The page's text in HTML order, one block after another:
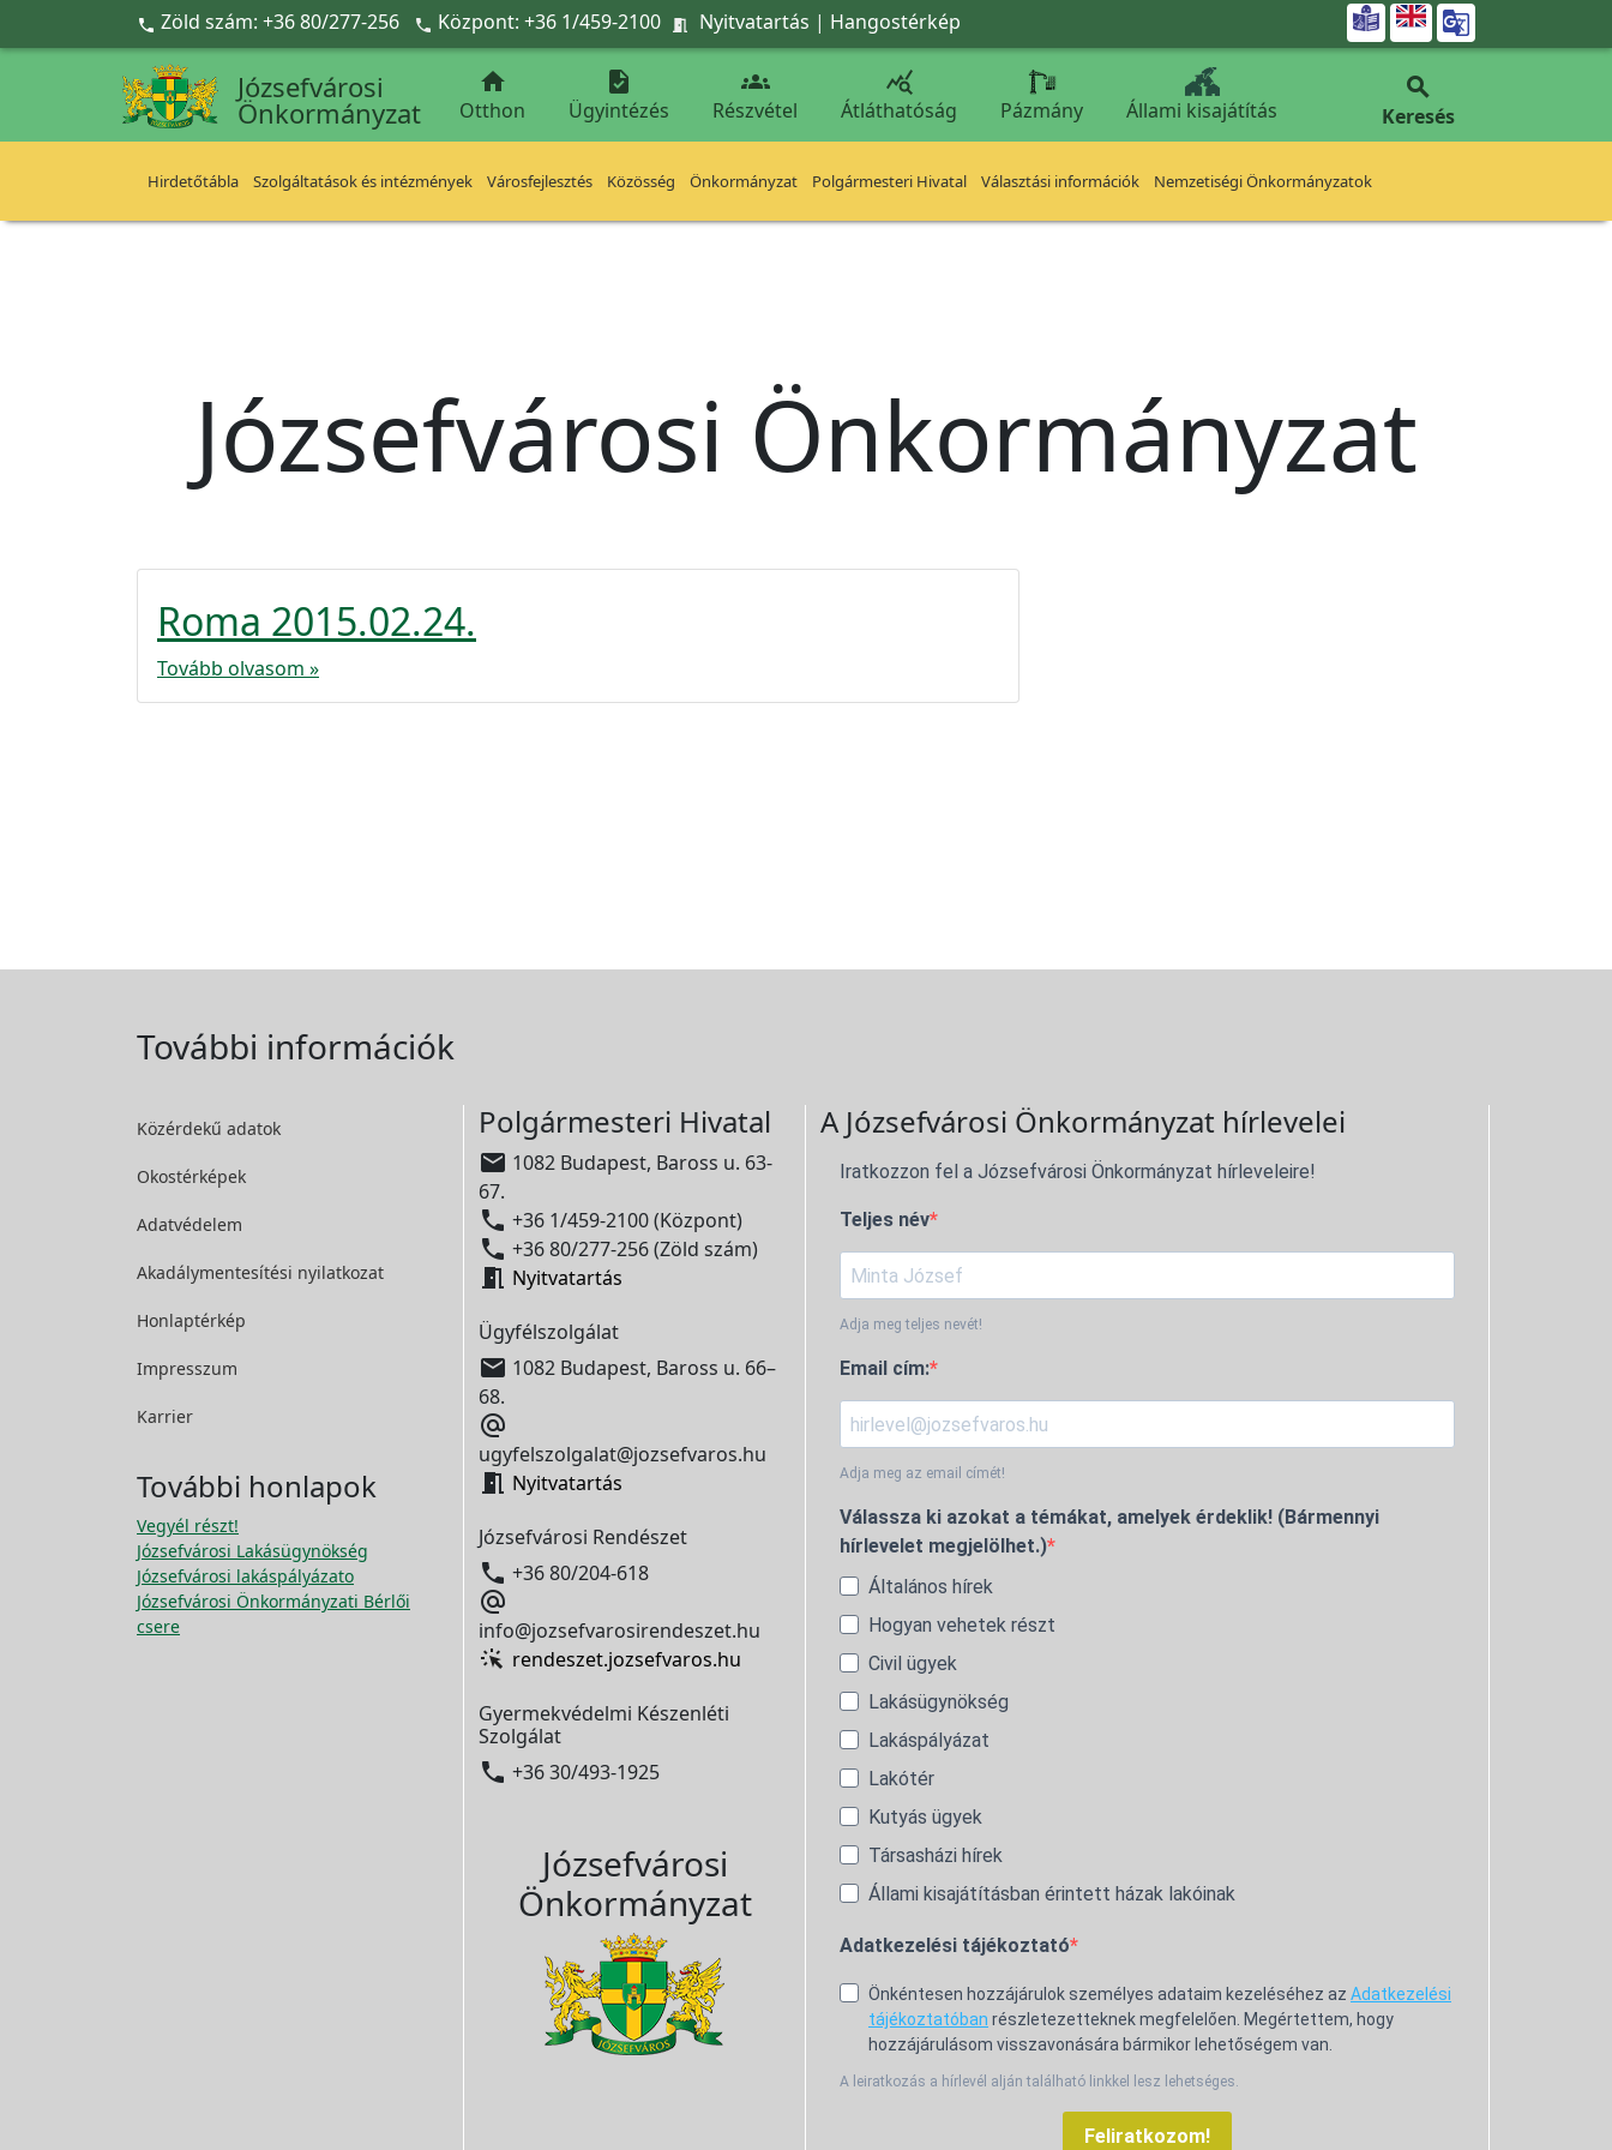
Ugrás a fő tartalomra
 Zöld szám: +36 80/277-256  Központ: +36 1/459-2100  Nyitvatartás | Hangostérkép 
Józsefvárosi
Önkormányzat

Otthon

Ügyintézés

Részvétel

Átláthatóság Pázmány Állami kisajátítás

Keresés
Hirdetőtábla Szolgáltatások és intézmények Városfejlesztés Közösség Önkormányzat Polgármesteri Hivatal Választási információk Nemzetiségi Önkormányzatok
Józsefvárosi Önkormányzat
Roma 2015.02.24.
Tovább olvasom »
További információk
Közérdekű adatok
Okostérképek
Adatvédelem
Akadálymentesítési nyilatkozat
Honlaptérkép
Impresszum
Karrier
További honlapok
Vegyél részt!
Józsefvárosi Lakásügynökség
Józsefvárosi lakáspályázato
Józsefvárosi Önkormányzati Bérlői
csere
Polgármesteri Hivatal
 1082 Budapest, Baross u. 63-
67.
 +36 1/459-2100 (Központ)
 +36 80/277-256 (Zöld szám)
 Nyitvatartás
Ügyfélszolgálat
 1082 Budapest, Baross u. 66–
68.

ugyfelszolgalat@jozsefvaros.hu
 Nyitvatartás
Józsefvárosi Rendészet
 +36 80/204-618

info@jozsefvarosirendeszet.hu
rendeszet.jozsefvaros.hu
Gyermekvédelmi Készenléti
Szolgálat
 +36 30/493-1925
Józsefvárosi
Önkormányzat
A Józsefvárosi Önkormányzat hírlevelei
Iratkozzon fel a Józsefvárosi Önkormányzat hírleveleire!
Teljes név
Adja meg teljes nevét!
Email cím:
Adja meg az email címét!
Válassza ki azokat a témákat, amelyek érdeklik! (Bármennyi
hírlevelet megjelölhet.)
Általános hírek
Hogyan vehetek részt
Civil ügyek
Lakásügynökség
Lakáspályázat
Lakótér
Kutyás ügyek
Társasházi hírek
Állami kisajátításban érintett házak lakóinak
Adatkezelési tájékoztató
Önkéntesen hozzájárulok személyes adataim kezeléséhez az Adatkezelési
tájékoztatóban részletezetteknek megfelelően. Megértettem, hogy
hozzájárulásom visszavonására bármikor lehetőségem van.
A leiratkozás a hírlevél alján található linkkel lesz lehetséges.
Feliratkozom!